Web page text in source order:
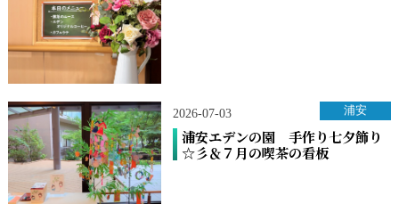
2026-07-03
浦安エデンの園 手作り七夕飾り
☆彡＆７月の喫茶の看板
浦安